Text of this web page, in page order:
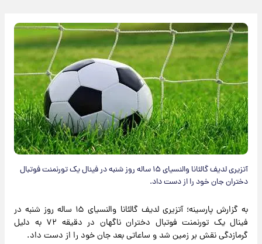
آتزیری لدیف گالئانا والنسیای ۱۵ ساله روز شنبه در فینال یک تورنمنت فوتبال
دختران جان خود را از دست داد.
به گزارش پارسینه؛ آتزیری لدیف گالئانا والنسیای ۱۵ ساله روز شنبه در
فینال یک تورنمنت فوتبال دختران ناگهان در دقیقه ۷۲ به‌ دلیل
گرمازدگی نقش بر زمین شد و ساعاتی بعد جان خود را از دست داد.